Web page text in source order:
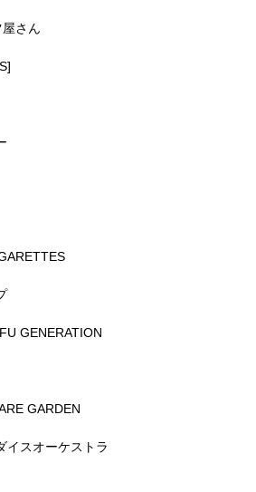
さん
GENERATION
GARDEN
イスオーケストラ